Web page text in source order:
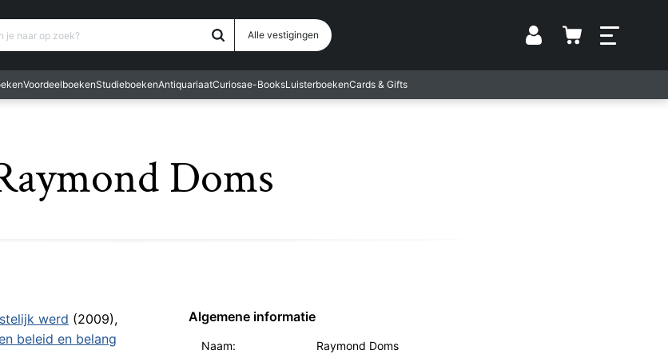
Alle vestigingen Vestiging
je naar op zoek?
VoordeelboekenStudieboekenAntiquariaatCuriosae-BooksLuisterboekenCards & Gifts
Doms
werd (2009),
beleid en belang
Algemene informatie
Naam: Raymond Doms